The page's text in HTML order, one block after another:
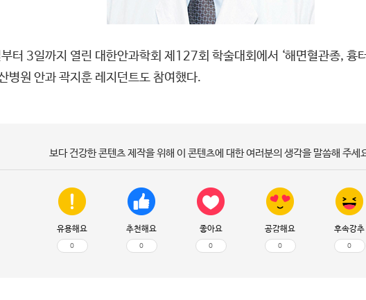
터 3일까지 열린 대한안과학회 제127회 학술대회에서 ‘해면혈관종, 흉
병원 안과 곽지훈 레지던트도 참여했다.
보다 건강한 콘텐츠 제작을 위해 이 콘텐츠에 대한 여러분의 생각을 말씀해 주세
유용해요
0
추천해요
0
좋아요
0
공감해요
0
후속강추
0